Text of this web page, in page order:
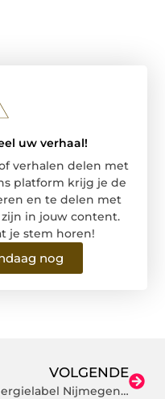
uw verhaal!
verhalen delen met
platform krijg je de
en te delen met
in jouw content.
je stem horen!
nog
VOLGENDE
Energielabel Nijmegen: snel een energielabel aanvragen in jouw regio